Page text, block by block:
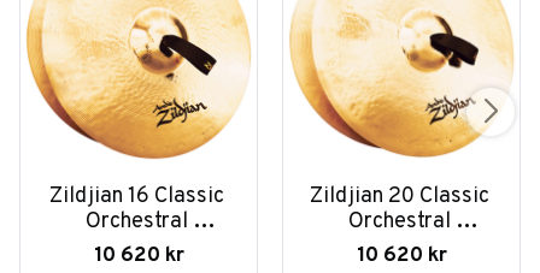
Zildjian 16 Classic
Orchestral
Selection Medium
10 620 kr
Zildjian 20 Classic
Orchestral
Selection Medium
10 620 kr